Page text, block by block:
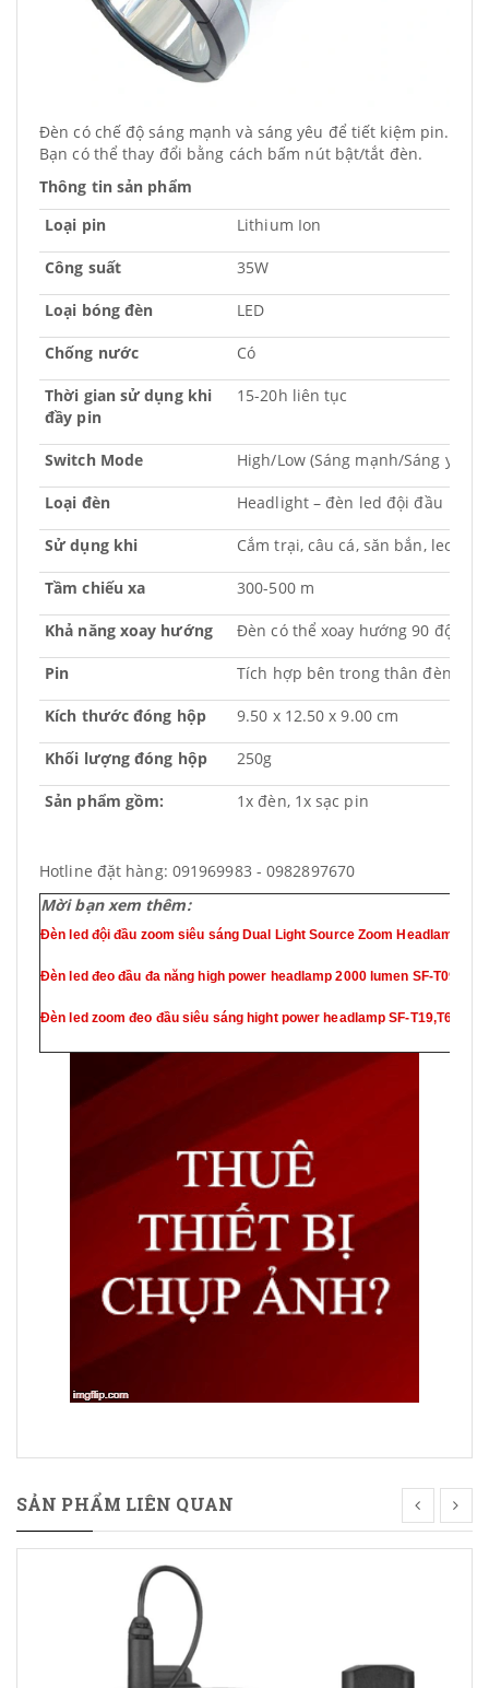
Đèn có chế độ sáng mạnh và sáng yêu để tiết kiệm pin.
Bạn có thể thay đổi bằng cách bấm nút bật/tắt đèn.
Thông tin sản phẩm
Loại pin
Lithium Ion
Công suất 35W
Loại bóng đèn LED
Chống nước Có
Thời gian sử dụng khi
đầy pin
15-20h liên tục
Switch Mode High/Low (Sáng mạnh/Sáng yếu)
Loại đèn Headlight – đèn led đội đầu
Sử dụng khi Cắm trại, câu cá, săn bắn, leo
Tầm chiếu xa 300-500 m
Khả năng xoay hướng Đèn có thể xoay hướng 90 độ
Pin Tích hợp bên trong thân đèn
Kích thước đóng hộp 9.50 x 12.50 x 9.00 cm
Khối lượng đóng hộp 250g
Sản phẩm gồm: 1x đèn, 1x sạc pin
Hotline đặt hàng: 091969983 - 0982897670
Mời bạn xem thêm:
Đèn led đội đầu zoom siêu sáng Dual Light Source Zoom Headlamp SF-
Đèn led đeo đầu đa năng high power headlamp 2000 lumen SF-T09
Đèn led zoom đeo đầu siêu sáng hight power headlamp SF-T19,T6
SẢN PHẨM LIÊN QUAN